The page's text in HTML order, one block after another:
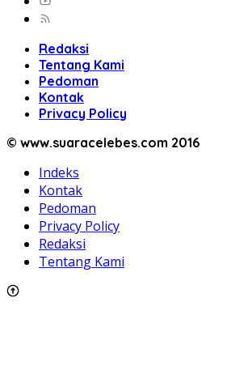
Redaksi
Tentang Kami
Pedoman
Kontak
Privacy Policy
© www.suaracelebes.com 2016
Indeks
Kontak
Pedoman
Privacy Policy
Redaksi
Tentang Kami